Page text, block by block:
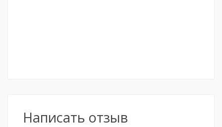
Написать отзыв